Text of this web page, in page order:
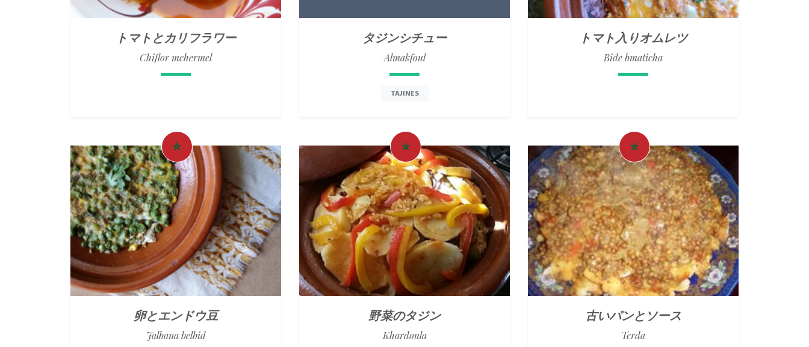
トマトとカリフラワー
Chiflor mchermel
タジンシチュー
Almakfoul
TAJINES
トマト入りオムレツ
Bide bmaticha
卵とエンドウ豆
Jalbana belbid
野菜のタジン
Khardoula
古いパンとソース
Terda